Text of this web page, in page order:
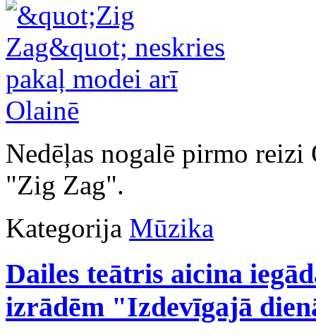
Nedēļas nogalē pirmo reizi
"Zig Zag".
Kategorija Mūzika
Dailes teātris aicina
izrādēm "Izdevīgajā